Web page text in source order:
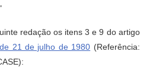
redação os itens 3 e 9 do artigo
21 de julho de 1980 (Referência: